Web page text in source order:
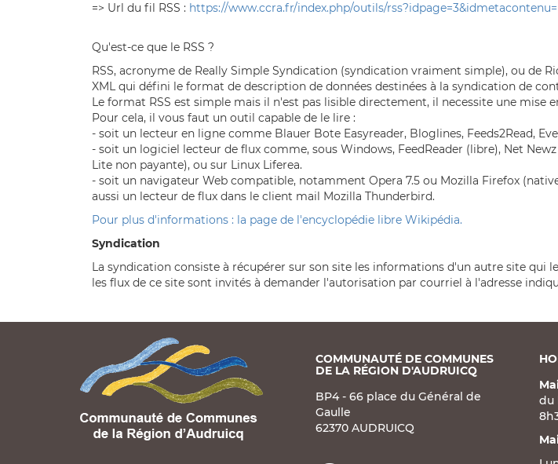
=> Url du fil RSS : https://www.ccra.fr/index.php/outils/rss?idpage=3&idmetacontenu=
Qu'est-ce que le RSS ?
RSS, acronyme de Really Simple Syndication (syndication vraiment simple), ou de
XML qui défini le format de description de données destinées à la syndication de
Le format RSS est simple mais il n'est pas lisible directement, il necessite une mise
Pour cela, il vous faut un outil capable de le lire :
- soit un lecteur en ligne comme Blauer Bote Easyreader, Bloglines, Feeds2Read,
- soit un logiciel lecteur de flux comme, sous Windows, FeedReader (libre), Net
Lite non payante), ou sur Linux Liferea.
- soit un navigateur Web compatible, notamment Opera 7.5 ou Mozilla Firefox
aussi un lecteur de flux dans le client mail Mozilla Thunderbird.
Pour plus d'informations : la page de l'encyclopédie libre Wikipédia.
Syndication
La syndication consiste à récupérer sur son site les informations d'un autre site qui
les flux de ce site sont invités à demander l'autorisation par courriel à l'adresse
COMMUNAUTÉ DE COMMUNES
DE LA RÉGION D'AUDRUICQ
BP4 - 66 place du Général de
Gaulle
62370 AUDRUICQ
du